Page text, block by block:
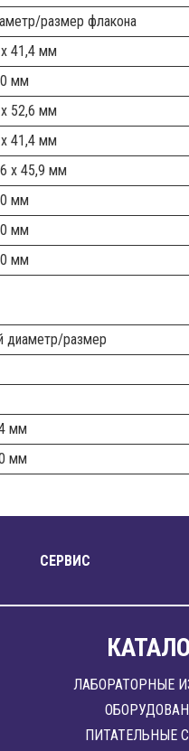
размер флакона
41,4 мм
мм
52,6 мм
41,4 мм
x 45,9 мм
мм
мм
мм
диаметр/размер
мм
мм
СЕРВИС
ЛАБОРАТОРНЫЕ
ПИТАТЕЛЬНЫЕ